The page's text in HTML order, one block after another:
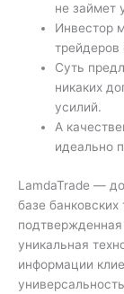
не займет
Инвестор
трейдеров
Суть
никаких
усилий.
А
идеально
LamdaTrade —
базе
уникальная
информации